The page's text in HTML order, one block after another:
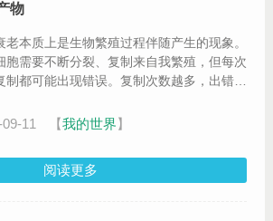
物
老本质上是生物繁殖过程伴随产生的现象。
胞需要不断分裂、复制来自我繁殖，但每次
制都可能出现错误。复制次数越多，出错的
源头。
11 【我的世界】
阅读更多